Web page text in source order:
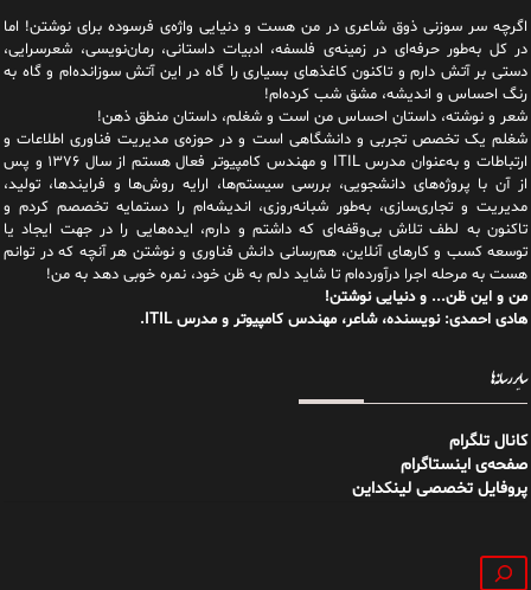
اگرچه سر سوزنی ذوق شاعری در من هست و دنیایی واژه‌‌ی فرسوده برای نوشتن! اما
در کل به‌طور حرفه‌ای در زمینه‌ی فلسفه، ادبیات داستانی، رمان‌نویسی، شعرسرایی،
دستی بر آتش دارم و تاکنون کاغذهای بسیاری را گاه در این آتش سوزانده‌ام و گاه به
رنگ احساس و اندیشه، مشق شب کرده‌ام!
شعر و نوشته، داستان احساس من است و شغلم، داستان منطق ذهن!
شغلم یک تخصص تجربی و دانشگاهی است و در حوزه‌ی مدیریت فناوری اطلاعات و
ارتباطات و به‌عنوان مدرس ITIL و مهندس کامپیوتر فعال هستم از سال ۱۳۷۶ و پس
از آن با پروژه‌های دانشجویی، بررسی سیستم‌ها، ارایه روش‌ها و فرایندها، تولید،
مدیریت و تجاری‌سازی، به‌طور شبانه‌روزی، اندیشه‌ام را دستمایه تخصصم کردم و
تاکنون به لطف تلاش بی‌وقفه‌ای که داشتم و دارم، اید‌ه‌هایی را در جهت ایجاد یا
توسعه کسب و کارهای آنلاین، هم‌رسانی دانش فناوری و نوشتن هر آنچه که در توانم
هست به مرحله اجرا درآورده‌ام تا شاید دلم به ظن خود، نمره خوبی دهد به من!
من و این ظن... و دنیایی نوشتن!
هادی احمدی: نویسنده، شاعر، مهندس کامپیوتر و مدرس ITIL.
سایر رسانه‌ها
کانال تلگرام
صفحه‌ی اینستاگرام
پروفایل تخصصی لینکداین
جستجو